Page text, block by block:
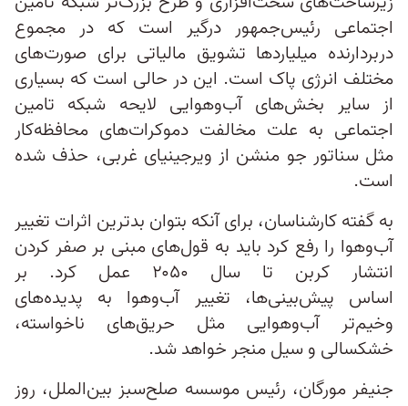
اجتماعی رئیس‌جمهور درگیر است که در مجموع
دربردارنده میلیاردها تشویق مالیاتی برای صورت‌های
مختلف انرژی پاک است. این در حالی است که بسیاری
از سایر بخش‌های آب‌وهوایی لایحه شبکه تامین
اجتماعی به علت مخالفت دموکرات‌های محافظه‌کار
مثل سناتور جو منشن از ویرجینیای غربی، حذف شده
است.
به گفته کارشناسان، برای آنکه بتوان بدترین اثرات تغییر
آب‌وهوا را رفع کرد باید به قول‌های مبنی بر صفر کردن
انتشار کربن تا سال ۲۰۵۰ عمل کرد. بر
اساس پیش‌بینی‌ها، تغییر آب‌وهوا به پدیده‌های
وخیم‌تر آب‌وهوایی مثل حریق‌های ناخواسته،
خشکسالی و سیل منجر خواهد شد.
جنیفر مورگان، رئیس موسسه صلح‌سبز بین‌الملل، روز